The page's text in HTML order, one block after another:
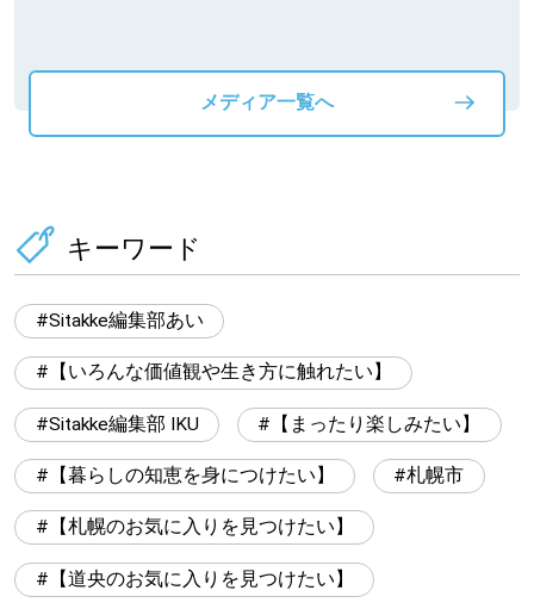
メディア一覧へ
キーワード
Sitakke編集部あい
【いろんな価値観や生き方に触れたい】
Sitakke編集部 IKU 【まったり楽しみたい】
【暮らしの知恵を身につけたい】 札幌市
【札幌のお気に入りを見つけたい】
【道央のお気に入りを見つけたい】